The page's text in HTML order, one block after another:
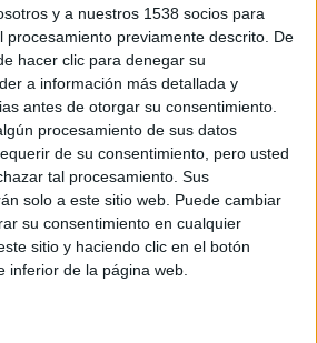
y a nuestros 1538 socios para
procesamiento previamente descrito. De
hacer clic para denegar su
a información más detallada y
antes de otorgar su consentimiento.
procesamiento de sus datos
de su consentimiento, pero usted
tal procesamiento. Sus
solo a este sitio web. Puede cambiar
su consentimiento en cualquier
sitio y haciendo clic en el botón
inferior de la página web.
los fans del deporte logrando
Olímpicos de Invierno de Calgary
deKingsman: Servicio Secreto
(Amanece en Edimburgo
con Hugh JackmanyTaron Egerton
el próximo 13 de mayo en